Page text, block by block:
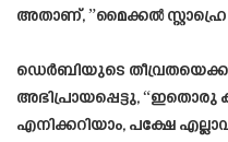
അതാണ്, ”മൈക്കൽ സ്റ്റാഹ്രെ
ഡെർബിയുടെ
അഭിപ്രായപ്പെട്ടു,
എനിക്കറിയാം, പക്ഷേ